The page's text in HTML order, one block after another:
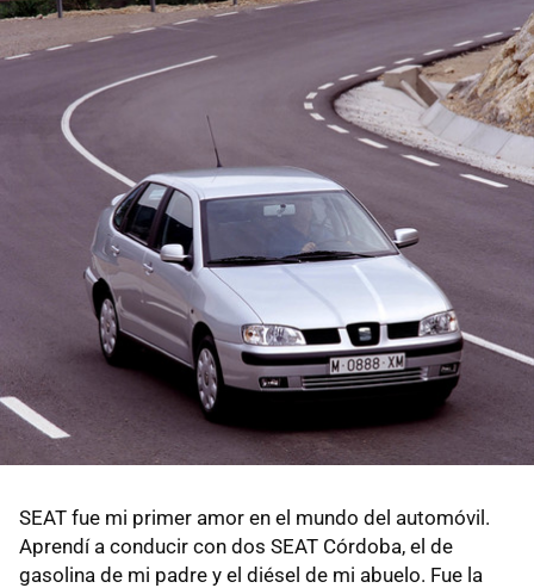
SEAT fue mi primer amor en el mundo del automóvil.
Aprendí a conducir con dos SEAT Córdoba, el de
gasolina de mi padre y el diésel de mi abuelo. Fue la